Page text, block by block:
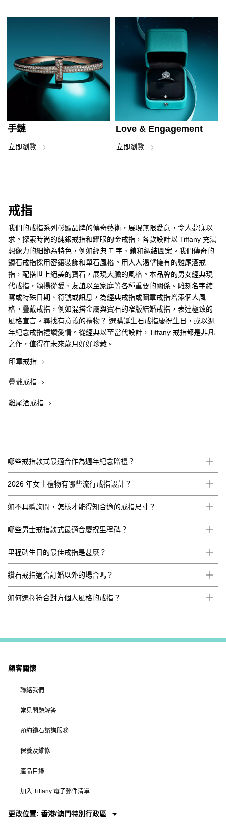
手鏈
立即瀏覽
Love & Engagement
立即瀏覽
戒指
我們的戒指系列彰顯品牌的傳奇藝術，展現無限愛意，令人夢寐以
求。探索時尚的純銀戒指和耀眼的金戒指，各款設計以 Tiffany 充滿
想像力的細節為特色，例如經典 T 字、鎖和繩結圖案。我們傳奇的
鑽石戒指採用密鑲裝飾和單石風格。用人人渴望擁有的雞尾酒戒
指，配搭世上絕美的寶石，展現大膽的風格。本品牌的男女經典現
代戒指，頌揚從愛、友誼以至家庭等各種重要的關係。雕刻名字縮
寫或特殊日期、符號或訊息，為經典戒指或圖章戒指增添個人風
格。疊戴戒指，例如混搭金屬與寶石的窄版結婚戒指，表達極致的
風格宣言。尋找有意義的禮物？ 選購誕生石戒指慶祝生日，或以週
年紀念戒指禮讚愛情。從經典以至當代設計，Tiffany 戒指都是非凡
之作，值得在未來歲月好好珍藏。
印章戒指
疊戴戒指
雞尾酒戒指
哪些戒指款式最適合作為週年紀念贈禮？
2026 年女士禮物有哪些流行戒指設計？
如不具體詢問，怎樣才能得知合適的戒指尺寸？
哪些男士戒指款式最適合慶祝里程碑？
里程碑生日的最佳戒指是甚麼？
鑽石戒指適合訂婚以外的場合嗎？
如何選擇符合對方個人風格的戒指？
顧客關懷
聯絡我們
常見問題解答
預約鑽石諮詢服務
保養及維修
產品目錄
加入 Tiffany 電子郵件清單
更改位置: 香港/澳門特別行政區